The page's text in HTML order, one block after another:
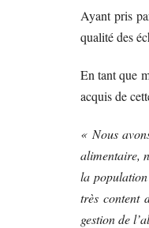
Ayant pris
qualité des
En tant que
acquis de
« Nous
alimentaire,
la
très content
gestion de